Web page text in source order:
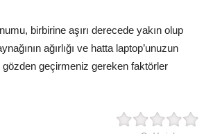
birbirine aşırı derecede yakın olup
ağırlığı ve hatta laptop’unuzun
gözden geçirmeniz gereken faktörler